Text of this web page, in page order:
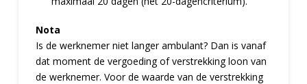
Nota
Is de werknemer niet langer ambulant? Dan is vanaf
dat moment de vergoeding of verstrekking loon van
de werknemer. Voor de waarde van de verstrekking